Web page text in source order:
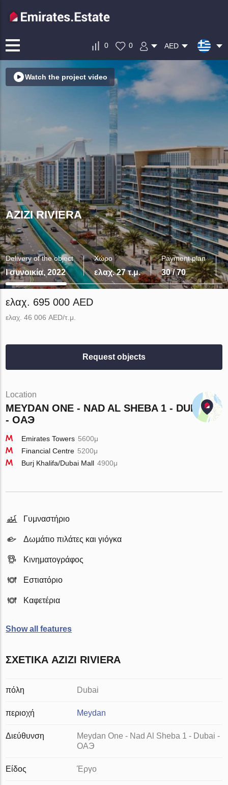
0 0 AED
Watch the project video
AZIZI RIVIERA
Delivery of the object
I συνοικία, 2022
Χώρο
ελαχ. 27 τ.μ.
Payment plan
30 / 70
ελαχ. 695 000 AED
ελαχ. 46 006 AED/τ.μ.
Request objects
Location
MEYDAN ONE - NAD AL SHEBA 1 - DUBAI
- ОАЭ
Emirates Towers 5600μ
Financial Centre 5200μ
Burj Khalifa/Dubai Mall 4900μ
Γυμναστήριο
Δωμάτιο πιλάτες και γιόγκα
Κινηματογράφος
Εστιατόριο
Καφετέρια
Show all features
ΣΧΕΤΙΚΆ AZIZI RIVIERA
πόλη Dubai
περιοχή Meydan
Διεύθυνση
Meydan One - Nad Al Sheba 1 - Dubai -
ОАЭ
Είδος Έργο